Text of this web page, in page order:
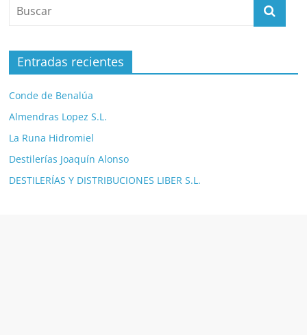
Entradas recientes
Conde de Benalúa
Almendras Lopez S.L.
La Runa Hidromiel
Destilerías Joaquín Alonso
DESTILERÍAS Y DISTRIBUCIONES LIBER S.L.